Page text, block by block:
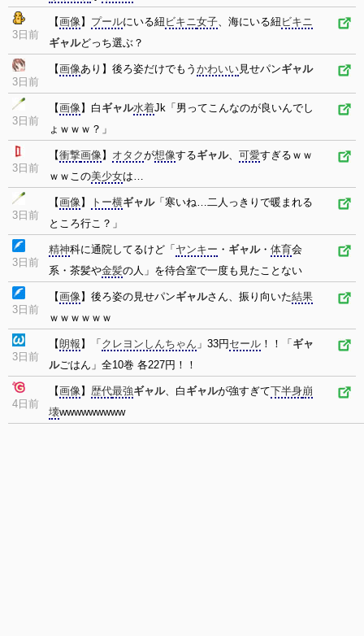
3日前
【画像】 プールにいる紐 ビキニ女子、海にいる紐 ビキニ
ギャルどっち選ぶ？
3日前
【画像あり】後ろ姿だけでもう かわいい見せパンギャル
3日前
【画像】白 ギャル水着Jk「男ってこんなのが良いんでし
ょｗｗｗ？」
3日前
【衝撃画像】 オタクが想像するギャル、 可愛すぎるｗｗ
ｗｗこの美少女は…
3日前
【画像】 トー横ギャル「寒いね…二人っきりで暖まれる
ところ行こ？」
3日前
精神科に通院してるけど「 ヤンキー ・ ギャル・ 体育会
系・茶髪や金髪の人」を待合室で一度も見たことない
3日前
【画像】後ろ姿の見せパンギャルさん、振り向いた結果
ｗｗｗｗｗｗ
3日前
【朗報 】「 クレヨンしんちゃん 」33円 セール ！！「 ギャ
ルごはん」全10巻 各227円！！
4日前
【画像】 歴代最強ギャル、白 ギャルが強すぎて下半身崩
壊wwwwwwwww